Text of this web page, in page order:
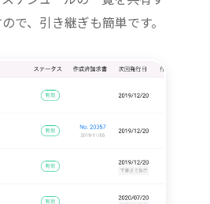
で、引き継ぎも簡単です。